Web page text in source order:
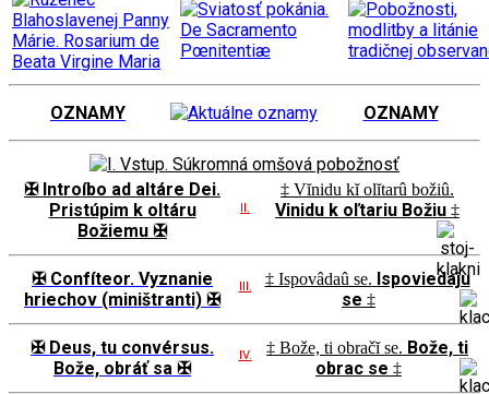
OZNAMY OZNAMY
✠ Introíbo ad altáre Dei.
Pristúpim k oltáru
Božiemu ✠
II.
‡ Vĭnidu kĭ olĭtarû božiû.
Vinidu k oľtariu Božiu ‡
✠ Confíteor. Vyznanie
hriechov (miništranti) ✠
III. ‡ Ispovâdaû se. Ispoviedaju
se ‡
✠ Deus, tu convérsus.
Bože, obráť sa ✠
IV. ‡ Bože, ti obračĭ se. Bože, ti
obrac se ‡